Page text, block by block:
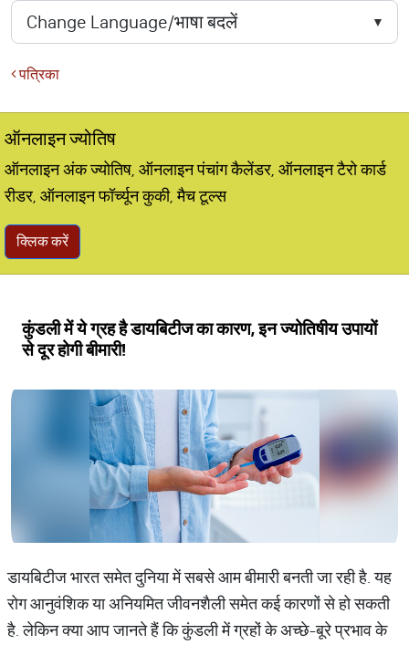
पत्रिका
ऑनलाइन ज्योतिष
ऑनलाइन अंक ज्योतिष, ऑनलाइन पंचांग कैलेंडर, ऑनलाइन टैरो कार्ड
रीडर, ऑनलाइन फॉर्च्यून कुकी, मैच टूल्स
क्लिक करें
कुंडली में ये ग्रह है डायबिटीज का कारण, इन ज्योतिषीय उपायों
से दूर होगी बीमारी!
डायबिटीज भारत समेत दुनिया में सबसे आम बीमारी बनती जा रही है. यह
रोग आनुवंशिक या अनियमित जीवनशैली समेत कई कारणों से हो सकती
है. लेकिन क्या आप जानते हैं कि कुंडली में ग्रहों के अच्छे-बूरे प्रभाव के